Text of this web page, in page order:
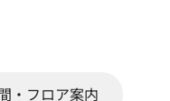
・フロア案内